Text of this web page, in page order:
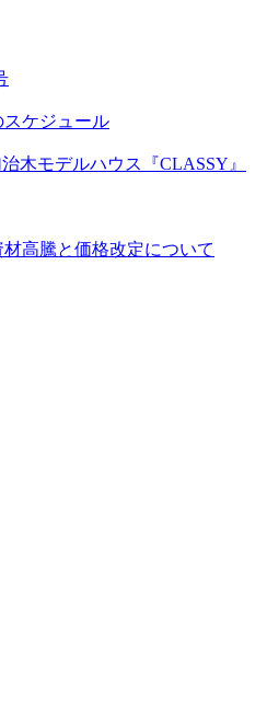
スケジュール
木モデルハウス『CLASSY』
高騰と価格改定について